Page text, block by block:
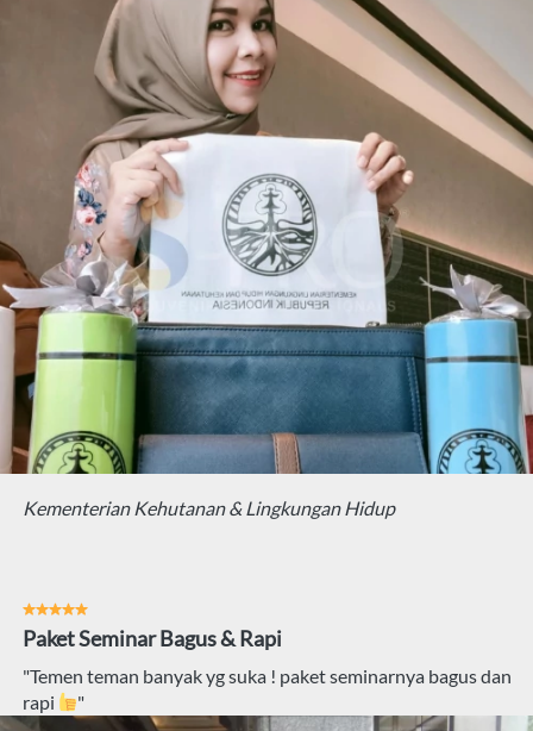
Kementerian Kehutanan & Lingkungan Hidup
Paket Seminar Bagus & Rapi
"Temen teman banyak yg suka ! paket seminarnya bagus dan
rapi
"